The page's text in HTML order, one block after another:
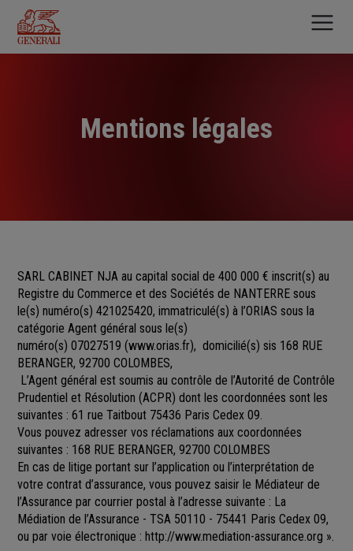
contenu
principal
Mentions légales
SARL CABINET NJA au capital social de 400 000 € inscrit(s) au
Registre du Commerce et des Sociétés de NANTERRE sous
le(s) numéro(s) 421025420, immatriculé(s) à l’ORIAS sous la
catégorie Agent général sous le(s)
numéro(s) 07027519 (www.orias.fr), domicilié(s) sis 168 RUE
BERANGER, 92700 COLOMBES,
L’Agent général est soumis au contrôle de l’Autorité de Contrôle
Prudentiel et Résolution (ACPR) dont les coordonnées sont les
suivantes : 61 rue Taitbout 75436 Paris Cedex 09.
Vous pouvez adresser vos réclamations aux coordonnées
suivantes : 168 RUE BERANGER, 92700 COLOMBES
En cas de litige portant sur l’application ou l’interprétation de
votre contrat d’assurance, vous pouvez saisir le Médiateur de
l’Assurance par courrier postal à l’adresse suivante : La
Médiation de l’Assurance - TSA 50110 - 75441 Paris Cedex 09,
ou par voie électronique : http://www.mediation-assurance.org ».